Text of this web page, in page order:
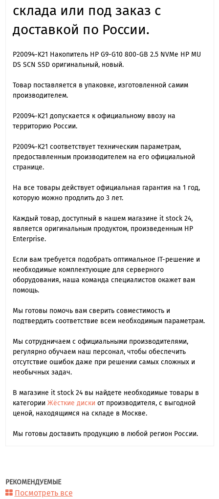
склада или под заказ с
доставкой по России.
P20094-K21 Накопитель HP G9-G10 800-GB 2.5 NVMe HP MU
DS SCN SSD оригинальный, новый.
Товар поставляется в упаковке, изготовленной самим
производителем.
P20094-K21 допускается к официальному ввозу на
территорию России.
P20094-K21 cоответствует техническим параметрам,
предоставленным производителем на его официальной
странице.
На все товары действует официальная гарантия на 1 год,
которую можно продлить до 3 лет.
Каждый товар, доступный в нашем магазине it stock 24,
является оригинальным продуктом, произведенным HP
Enterprise.
Если вам требуется подобрать оптимальное IT-решение и
необходимые комплектующие для серверного
оборудования, наша команда специалиcтов окажет вам
помощь.
Мы готовы помочь вам сверить совместимость и
подтвердить соответствие всем необходимым параметрам.
Мы сотрудничаем с официальными производителями,
регулярно обучаем наш персонал, чтобы обеспечить
отсутствие ошибок даже при решении самых сложных и
необычных задач.
В магазине it stock 24 вы найдете необходимые товары в
категории Жёсткие диски от производителя, с выгодной
ценой, находящимся на складе в Москве.
Мы готовы доставить продукцию в любой регион России.
РЕКОМЕНДУЕМЫЕ
Посмотреть все